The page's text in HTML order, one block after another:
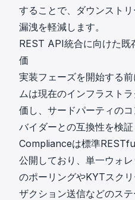
することで、ダウンスト
漏洩を軽減します。
REST API統合に向けた既
価
実装フェーズを開始する
ムは現在のインフラスト
価し、サードパーティの
バイダーとの互換性を検
Complianceは標準
公開しており、単一ウォ
のポーリングやKYTスク
ザクション送信などのス